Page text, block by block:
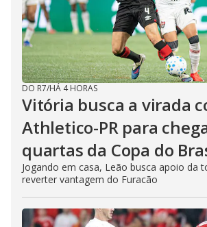
DO R7/HÁ 4 HORAS
Vitória busca a virada
Athletico-PR para
quartas da Copa do
Jogando em casa, Leão busca apoio da
reverter vantagem do Furacão